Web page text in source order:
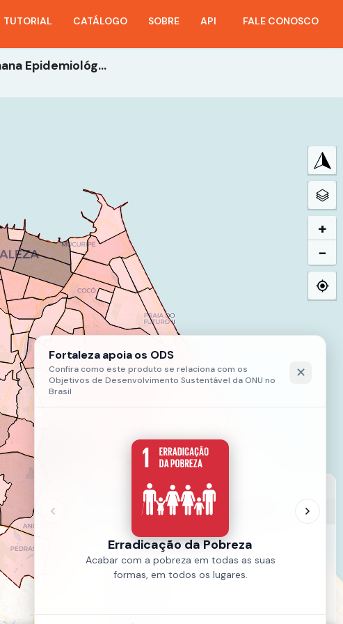
TUTORIAL CATÁLOGO SOBRE API FALE CONOSCO
18- Incidências Por Bairros - Ano 2021- 33ª Semana Epidemiológica
+
−
170 - 1472
1472 - 2773
2773 - 4075